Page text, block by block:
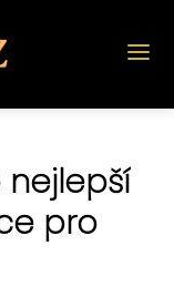
nejlepší
pro